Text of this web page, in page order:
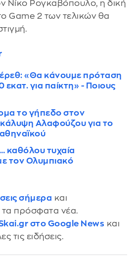
Νίκο Ρογκαβόπουλο, η δική
Game 2 των τελικών θα
«Θα κάνουμε πρόταση
για παίκτη» - Ποιους
το γήπεδο στον
Αλαφούζου για το
καθόλου τυχαία
τον Ολυμπιακό
σήμερα και
τα πρόσφατα νέα.
στο Google News και
τις ειδήσεις.